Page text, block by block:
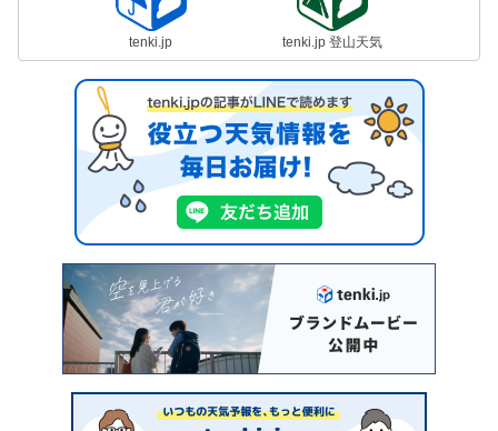
tenki.jp tenki.jp 登山天気